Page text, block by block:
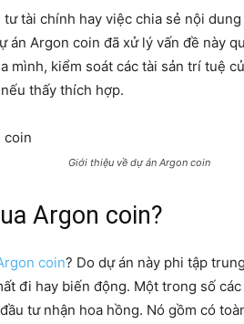
tài chính hay việc chia sẻ nội
án Argon coin đã xử lý vấn đề này
mình, kiểm soát các tài sản trí tuệ
thấy thích hợp.
Giới thiệu về dự án Argon coin
Argon coin?
coin? Do dự án này phi tập
đi hay biến động. Một trong số
tư nhận hoa hồng. Nó gồm có